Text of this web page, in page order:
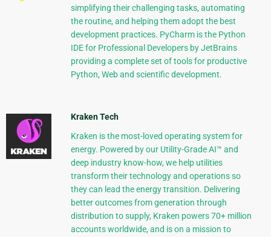
simplifying their challenging tasks, automating
the routine, and helping them adopt the best
development practices. PyCharm is the Python
IDE for Professional Developers by JetBrains
providing a complete set of tools for productive
Python, Web and scientific development.
Kraken Tech
Kraken is the most-loved operating system for
energy. Powered by our Utility-Grade AI™ and
deep industry know-how, we help utilities
transform their technology and operations so
they can lead the energy transition. Delivering
better outcomes from generation through
distribution to supply, Kraken powers 70+ million
accounts worldwide, and is on a mission to